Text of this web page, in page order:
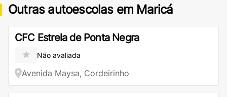
Outras autoescolas em Maricá
CFC Estrela de Ponta Negra
★ Não avaliada
Avenida Maysa, Cordeirinho